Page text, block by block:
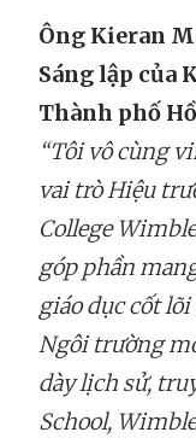
Ông Kieran
Sáng lập của
Thành phố
“Tôi vô cùng
vai trò Hiệu
College
góp phần
giáo dục cốt
Ngôi trường
dày lịch sử,
School,